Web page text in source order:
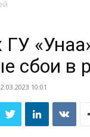
ГУ
сбои в
10:01